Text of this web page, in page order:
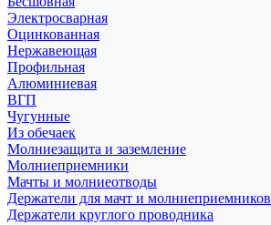
Электросварная
Оцинкованная
Нержавеющая
Профильная
Алюминиевая
ВГП
Чугунные
Из обечаек
Молниезащита и заземление
Молниеприемники
Мачты и молниеотводы
Держатели для мачт и молниеприемников
Держатели круглого проводника